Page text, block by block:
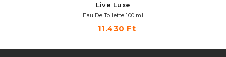
Live Luxe
Eau De Toilette 100 ml
11.430 Ft